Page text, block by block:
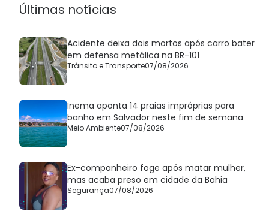
Últimas notícias
Acidente deixa dois mortos após carro bater
em defensa metálica na BR-101
Trânsito e Transporte07/08/2026
Inema aponta 14 praias impróprias para
banho em Salvador neste fim de semana
Meio Ambiente07/08/2026
Ex-companheiro foge após matar mulher,
mas acaba preso em cidade da Bahia
Segurança07/08/2026